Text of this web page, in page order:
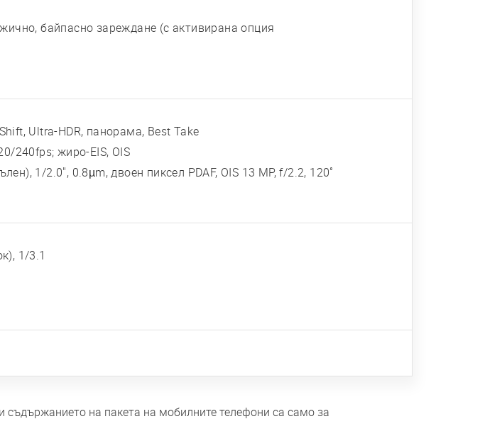
байпасно зареждане (с активирана опция
Ultra-HDR, панорама, Best Take
240fps; жиро-EIS, OIS
1/2.0", 0.8µm, двоен пиксел PDAF, OIS 13 MP, f/2.2, 120˚
1/3.1
на пакета на мобилните телефони са само за